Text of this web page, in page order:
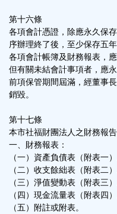
第十六條
各項會計憑證，除應永久保
序辦理終了後，至少保存五年
各項會計帳簿及財務報表，
但有關未結會計事項者，應永
前項保管期間屆滿，經董事
銷毀。
第十七條
本市社福財團法人之財務報
一、財務報表：
（一）資產負債表（附表一）
（二）收支餘絀表（附表二）
（三）淨值變動表（附表三）
（四）現金流量表（附表四）
（五）附註或附表。